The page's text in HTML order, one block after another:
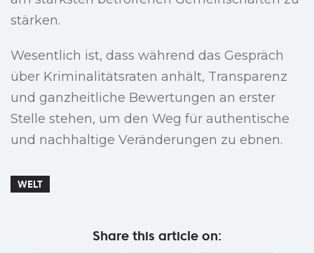
stärken.
Wesentlich ist, dass während das Gespräch
über Kriminalitätsraten anhält, Transparenz
und ganzheitliche Bewertungen an erster
Stelle stehen, um den Weg für authentische
und nachhaltige Veränderungen zu ebnen.
WELT
Share this article on: